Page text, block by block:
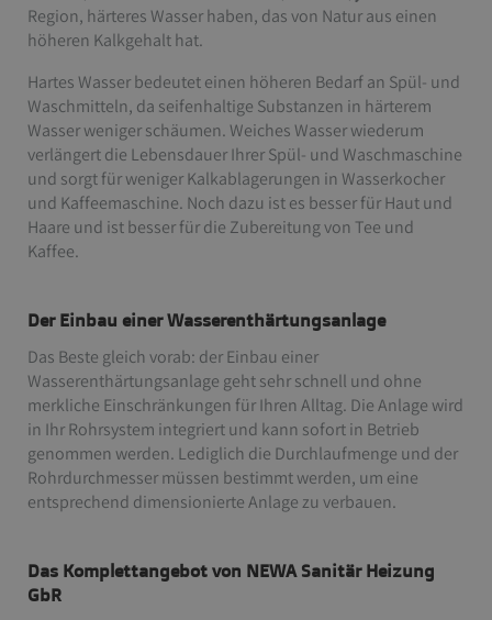
Region, härteres Wasser haben, das von Natur aus einen
höheren Kalkgehalt hat.
Hartes Wasser bedeutet einen höheren Bedarf an Spül- und
Waschmitteln, da seifenhaltige Substanzen in härterem
Wasser weniger schäumen. Weiches Wasser wiederum
verlängert die Lebensdauer Ihrer Spül- und Waschmaschine
und sorgt für weniger Kalkablagerungen in Wasserkocher
und Kaffeemaschine. Noch dazu ist es besser für Haut und
Haare und ist besser für die Zubereitung von Tee und
Kaffee.
Der Einbau einer Wasserenthärtungsanlage
Das Beste gleich vorab: der Einbau einer
Wasserenthärtungsanlage geht sehr schnell und ohne
merkliche Einschränkungen für Ihren Alltag. Die Anlage wird
in Ihr Rohrsystem integriert und kann sofort in Betrieb
genommen werden. Lediglich die Durchlaufmenge und der
Rohrdurchmesser müssen bestimmt werden, um eine
entsprechend dimensionierte Anlage zu verbauen.
Das Komplettangebot von NEWA Sanitär Heizung
GbR